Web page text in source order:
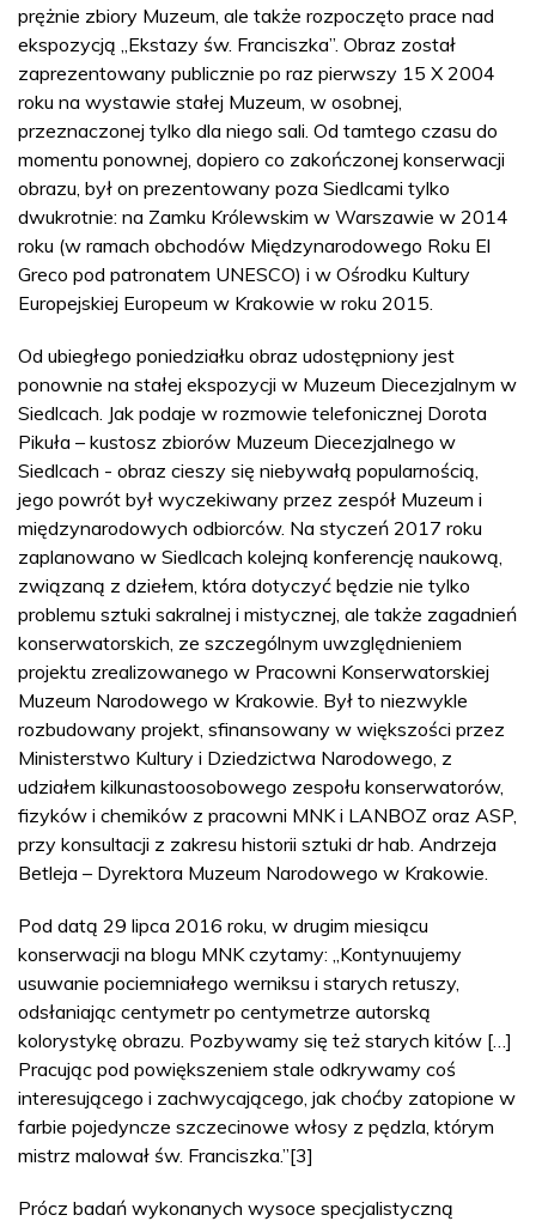
prężnie zbiory Muzeum, ale także rozpoczęto prace nad
ekspozycją „Ekstazy św. Franciszka”. Obraz został
zaprezentowany publicznie po raz pierwszy 15 X 2004
roku na wystawie stałej Muzeum, w osobnej,
przeznaczonej tylko dla niego sali. Od tamtego czasu do
momentu ponownej, dopiero co zakończonej konserwacji
obrazu, był on prezentowany poza Siedlcami tylko
dwukrotnie: na Zamku Królewskim w Warszawie w 2014
roku (w ramach obchodów Międzynarodowego Roku El
Greco pod patronatem UNESCO) i w Ośrodku Kultury
Europejskiej Europeum w Krakowie w roku 2015.
Od ubiegłego poniedziałku obraz udostępniony jest
ponownie na stałej ekspozycji w Muzeum Diecezjalnym w
Siedlcach. Jak podaje w rozmowie telefonicznej Dorota
Pikuła – kustosz zbiorów Muzeum Diecezjalnego w
Siedlcach - obraz cieszy się niebywałą popularnością,
jego powrót był wyczekiwany przez zespół Muzeum i
międzynarodowych odbiorców. Na styczeń 2017 roku
zaplanowano w Siedlcach kolejną konferencję naukową,
związaną z dziełem, która dotyczyć będzie nie tylko
problemu sztuki sakralnej i mistycznej, ale także zagadnień
konserwatorskich, ze szczególnym uwzględnieniem
projektu zrealizowanego w Pracowni Konserwatorskiej
Muzeum Narodowego w Krakowie. Był to niezwykle
rozbudowany projekt, sfinansowany w większości przez
Ministerstwo Kultury i Dziedzictwa Narodowego, z
udziałem kilkunastoosobowego zespołu konserwatorów,
fizyków i chemików z pracowni MNK i LANBOZ oraz ASP,
przy konsultacji z zakresu historii sztuki dr hab. Andrzeja
Betleja – Dyrektora Muzeum Narodowego w Krakowie.
Pod datą 29 lipca 2016 roku, w drugim miesiącu
konserwacji na blogu MNK czytamy: „Kontynuujemy
usuwanie pociemniałego werniksu i starych retuszy,
odsłaniając centymetr po centymetrze autorską
kolorystykę obrazu. Pozbywamy się też starych kitów […]
Pracując pod powiększeniem stale odkrywamy coś
interesującego i zachwycającego, jak choćby zatopione w
farbie pojedyncze szczecinowe włosy z pędzla, którym
mistrz malował św. Franciszka.”[3]
Prócz badań wykonanych wysoce specjalistyczną